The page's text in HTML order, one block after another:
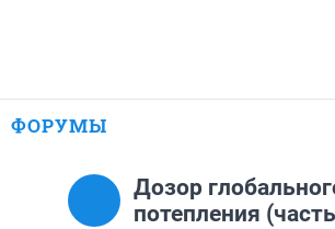
ФОРУМЫ
Дозор
потепления